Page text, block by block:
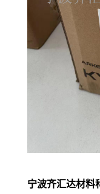
宁波齐汇达材料